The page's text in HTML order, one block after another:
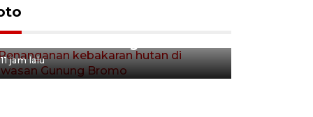
Penanganan kebakaran hutan
11 jam lalu